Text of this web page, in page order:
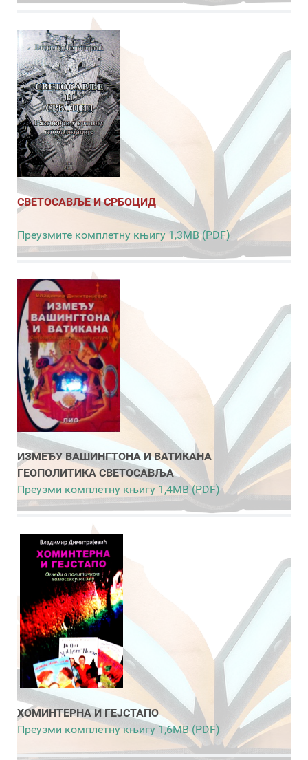
СВЕТОСАВЉЕ И СРБОЦИД
Преузмите комплетну књигу 1,3MB (PDF)
ИЗМЕЂУ ВАШИНГТОНА И ВАТИКАНА
ГЕОПОЛИТИКА СВЕТОСАВЉА
Преузми комплетну књигу 1,4MB (PDF)
ХОМИНТЕРНА И ГЕЈСТАПО
Преузми комплетну књигу 1,6MB (PDF)